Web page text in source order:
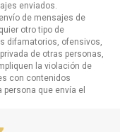
enviados.
de mensajes de
otro tipo de
difamatorios, ofensivos,
de otras personas,
la violación de
con contenidos
que envía el